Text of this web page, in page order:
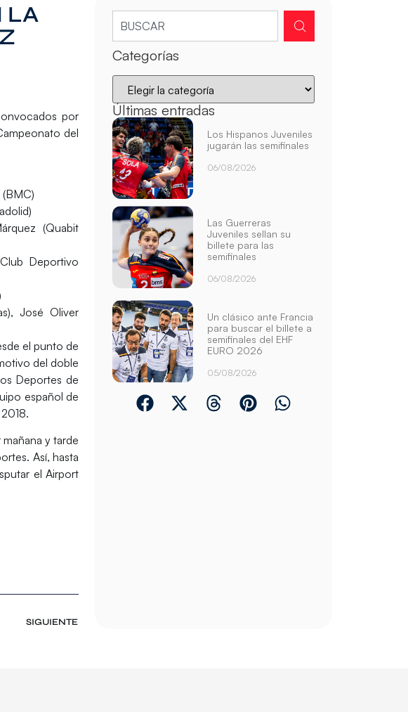
LA
por
del
(Quabit
Deportivo
José Oliver
el punto de
del doble
Deportes de
español de
y tarde
Así, hasta
elAirport
SIGUIENTE
Categorías
Últimas entradas
Los Hispanos Juveniles
jugarán las semifinales
06/08/2026
Las Guerreras
Juveniles sellan su
billete para las
semifinales
06/08/2026
Un clásico ante Francia
para buscar el billete a
semifinales del EHF
EURO 2026
05/08/2026